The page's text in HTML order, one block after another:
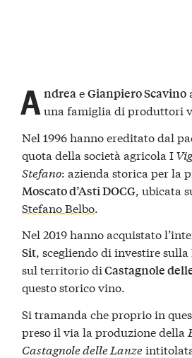
A ndreaeGianpiero Scavino
una famiglia di produttori
Nel 1996 hanno ereditato dal
quota della società agricola I
Stefano: azienda storica per la
Moscato d’Asti DOCG , ubicata
Stefano Belbo
Nel 2019 hanno acquistato
Sit, scegliendo di investire sulla
sul territorio diCastagnole
questo storico vino.
Si tramanda che proprio in
preso il via la produzione della
Castagnole delle Lanze